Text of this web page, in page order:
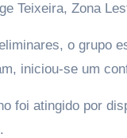
Teixeira, Zona
o grupo
iniciou-se um
foi atingido por